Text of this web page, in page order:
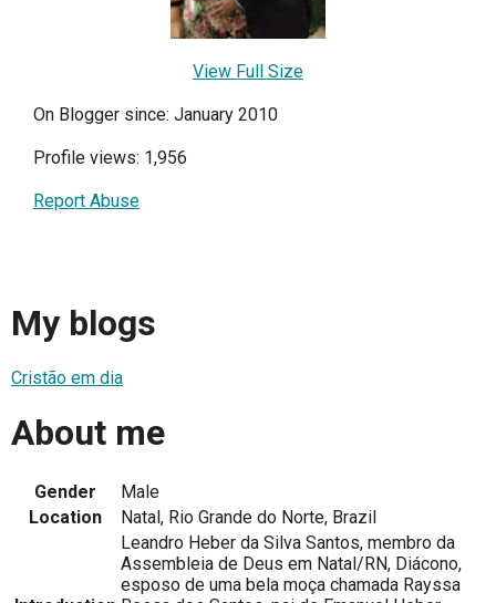
View Full Size
On Blogger since: January 2010
Profile views: 1,956
Report Abuse
My blogs
Cristão em dia
About me
Gender
Male
Location
Natal, Rio Grande do Norte, Brazil
Leandro Heber da Silva Santos, membro da
Assembleia de Deus em Natal/RN, Diácono,
esposo de uma bela moça chamada Rayssa